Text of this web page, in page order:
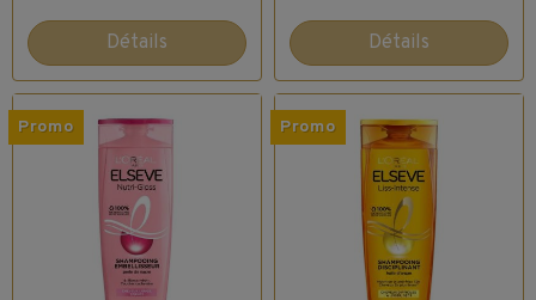
Détails Détails
Promo Promo